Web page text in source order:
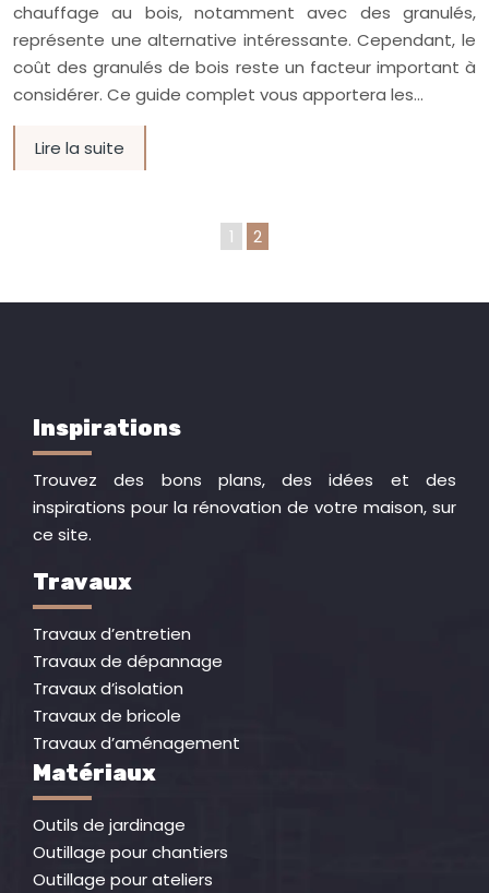
chauffage au bois, notamment avec des granulés,
représente une alternative intéressante. Cependant, le
coût des granulés de bois reste un facteur important à
considérer. Ce guide complet vous apportera les…
Lire la suite
1 2
Inspirations
Trouvez des bons plans, des idées et des
inspirations pour la rénovation de votre maison, sur
ce site.
Travaux
Travaux d’entretien
Travaux de dépannage
Travaux d’isolation
Travaux de bricole
Travaux d’aménagement
Matériaux
Outils de jardinage
Outillage pour chantiers
Outillage pour ateliers